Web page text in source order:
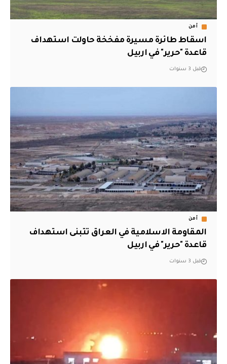
أمن
اسقاط طائرة مسيرة مفخخة حاولت استهداف
قاعدة "حرير" في اربيل
قبل 3 سنوات
أمن
المقاومة الاسلامية في العراق تتبنى استهداف
قاعدة "حرير" في اربيل
قبل 3 سنوات